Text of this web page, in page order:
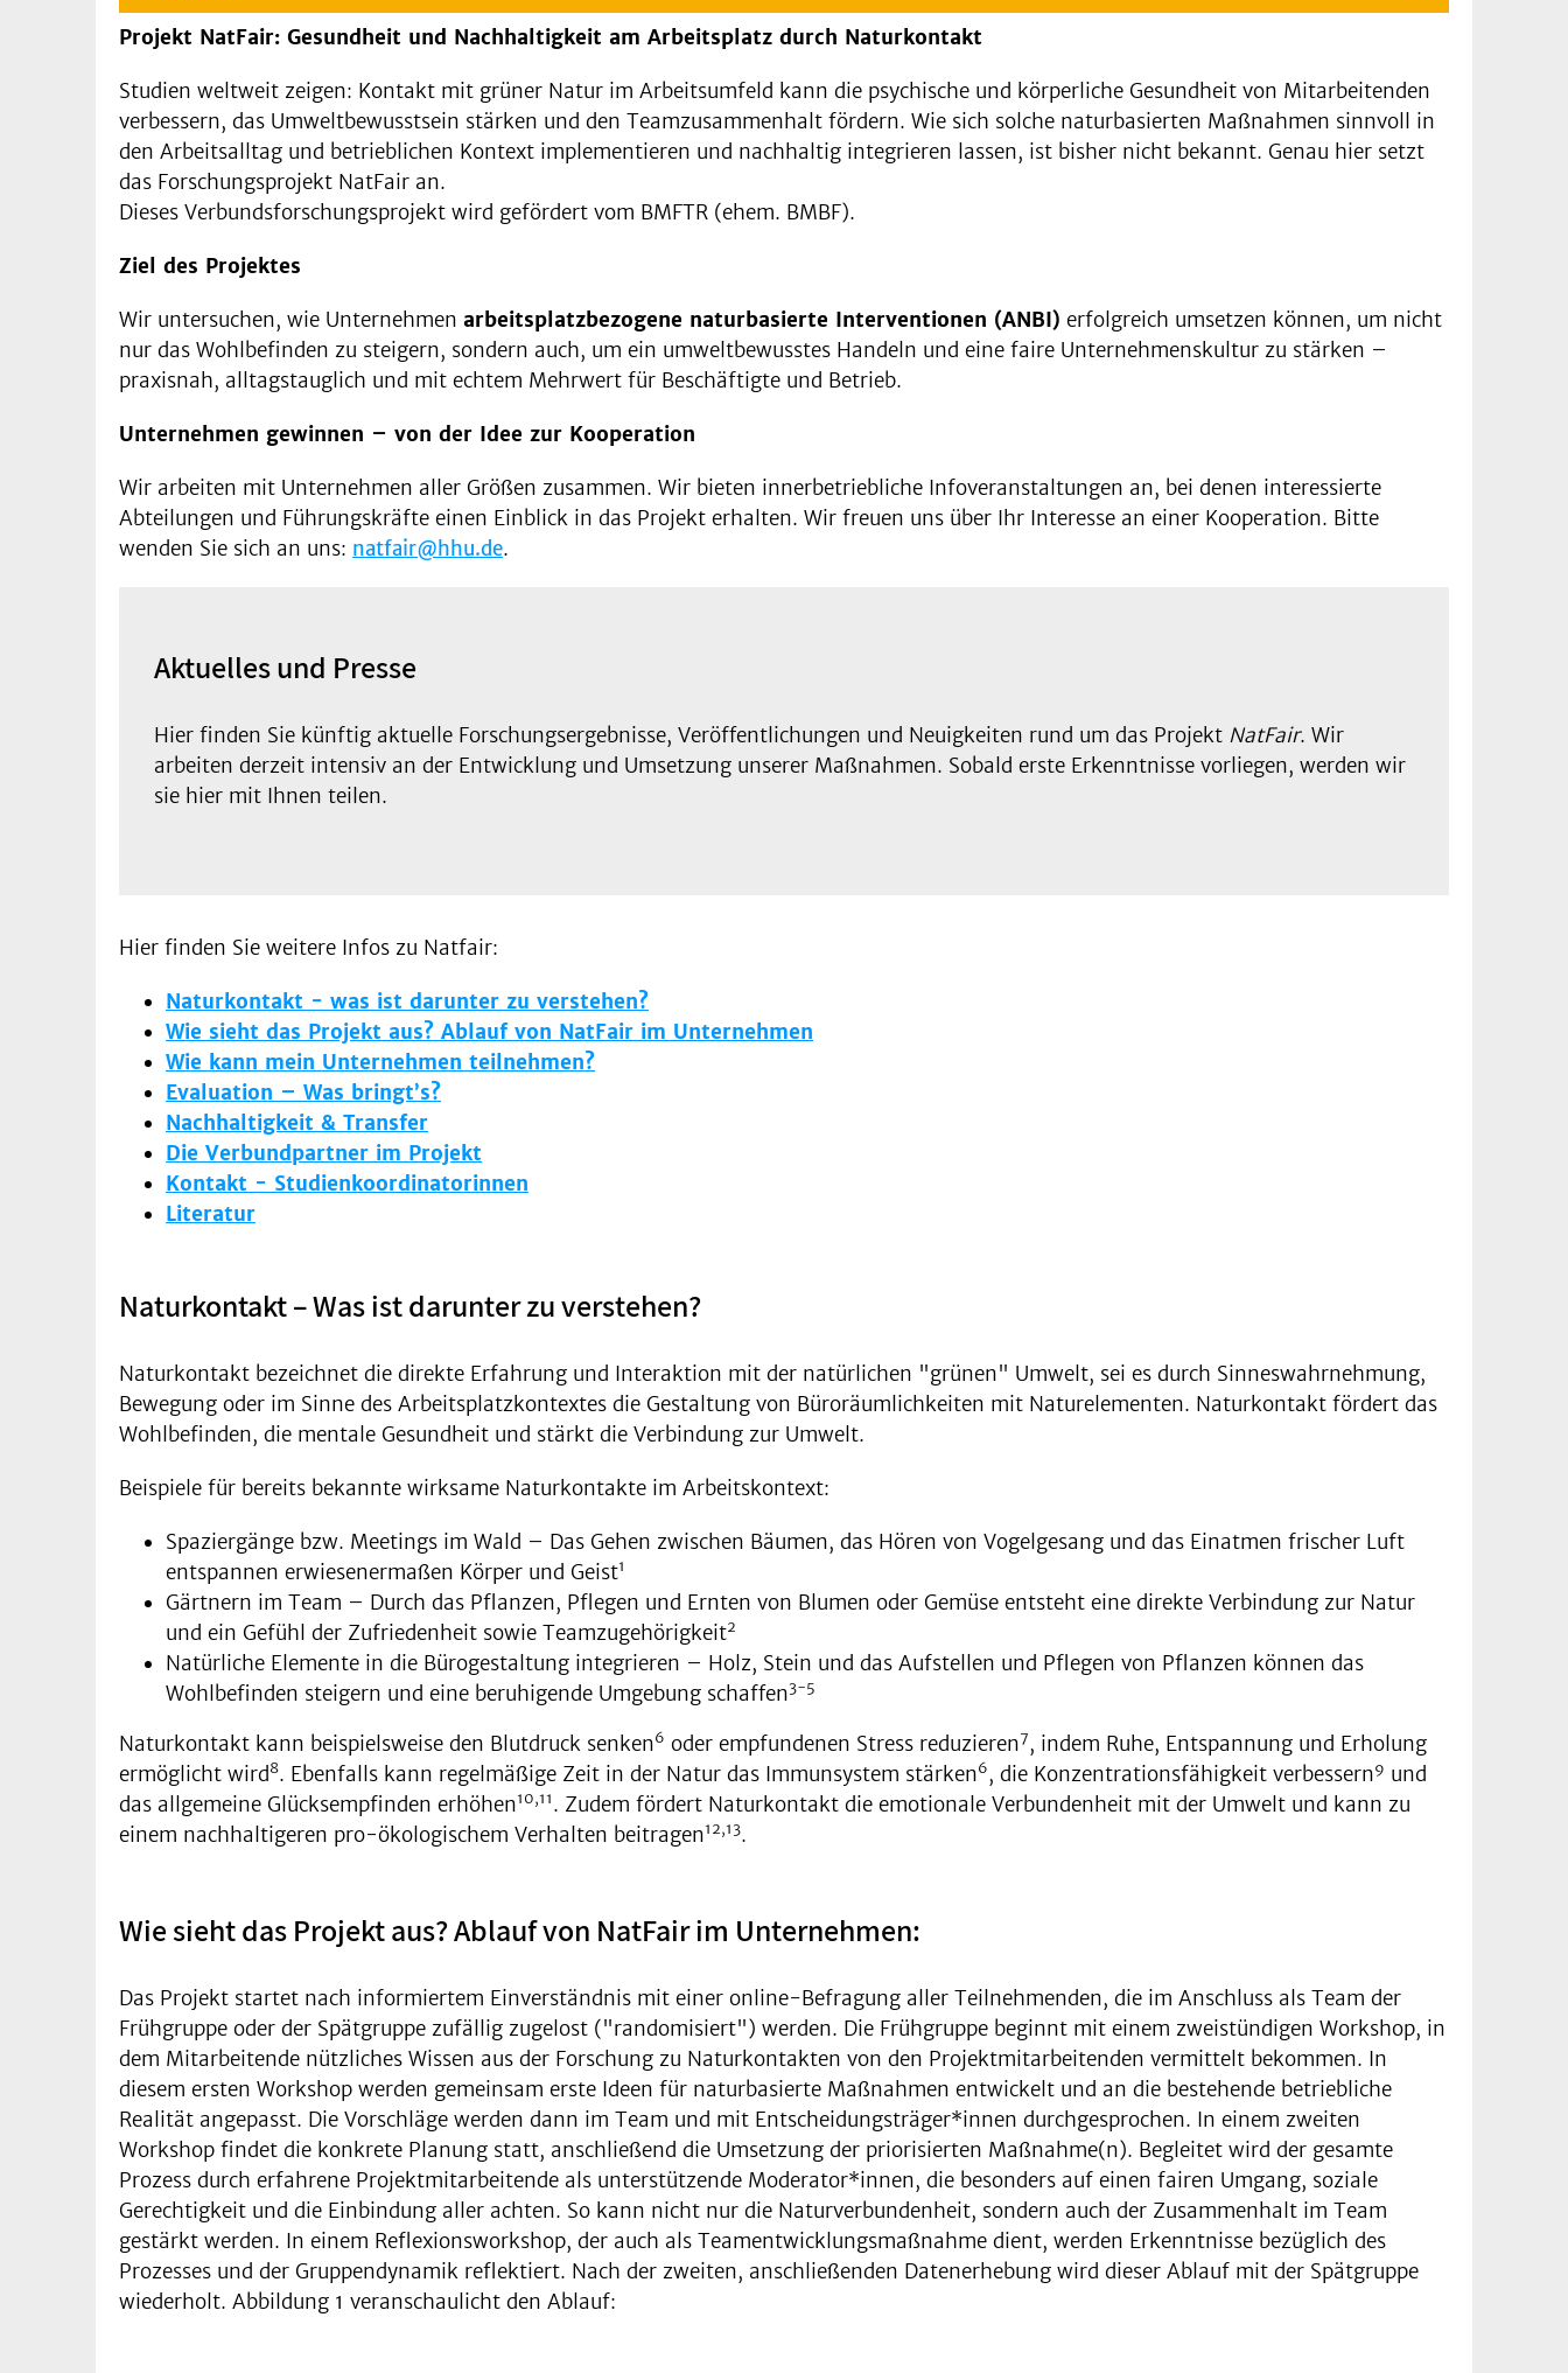
Projekt NatFair: Gesundheit und Nachhaltigkeit am Arbeitsplatz durch Naturkontakt
Studien weltweit zeigen: Kontakt mit grüner Natur im Arbeitsumfeld kann die psychische und körperliche Gesundheit von Mitarbeitenden
verbessern, das Umweltbewusstsein stärken und den Teamzusammenhalt fördern. Wie sich solche naturbasierten Maßnahmen sinnvoll in
den Arbeitsalltag und betrieblichen Kontext implementieren und nachhaltig integrieren lassen, ist bisher nicht bekannt. Genau hier setzt
das Forschungsprojekt NatFair an.
Dieses Verbundsforschungsprojekt wird gefördert vom BMFTR (ehem. BMBF).
Ziel des Projektes
Wir untersuchen, wie Unternehmen arbeitsplatzbezogene naturbasierte Interventionen (ANBI) erfolgreich umsetzen können, um nicht
nur das Wohlbefinden zu steigern, sondern auch, um ein umweltbewusstes Handeln und eine faire Unternehmenskultur zu stärken –
praxisnah, alltagstauglich und mit echtem Mehrwert für Beschäftigte und Betrieb.
Unternehmen gewinnen – von der Idee zur Kooperation
Wir arbeiten mit Unternehmen aller Größen zusammen. Wir bieten innerbetriebliche Infoveranstaltungen an, bei denen interessierte
Abteilungen und Führungskräfte einen Einblick in das Projekt erhalten. Wir freuen uns über Ihr Interesse an einer Kooperation. Bitte
wenden Sie sich an uns: natfair@hhu.de.
Aktuelles und Presse
Hier finden Sie künftig aktuelle Forschungsergebnisse, Veröffentlichungen und Neuigkeiten rund um das Projekt NatFair. Wir
arbeiten derzeit intensiv an der Entwicklung und Umsetzung unserer Maßnahmen. Sobald erste Erkenntnisse vorliegen, werden wir
sie hier mit Ihnen teilen.
Hier finden Sie weitere Infos zu Natfair:
Naturkontakt - was ist darunter zu verstehen?
Wie sieht das Projekt aus? Ablauf von NatFair im Unternehmen
Wie kann mein Unternehmen teilnehmen?
Evaluation – Was bringt’s?
Nachhaltigkeit & Transfer
Die Verbundpartner im Projekt
Kontakt - Studienkoordinatorinnen
Literatur
Naturkontakt – Was ist darunter zu verstehen?
Naturkontakt bezeichnet die direkte Erfahrung und Interaktion mit der natürlichen "grünen" Umwelt, sei es durch Sinneswahrnehmung,
Bewegung oder im Sinne des Arbeitsplatzkontextes die Gestaltung von Büroräumlichkeiten mit Naturelementen. Naturkontakt fördert das
Wohlbefinden, die mentale Gesundheit und stärkt die Verbindung zur Umwelt.
Beispiele für bereits bekannte wirksame Naturkontakte im Arbeitskontext:
Spaziergänge bzw. Meetings im Wald – Das Gehen zwischen Bäumen, das Hören von Vogelgesang und das Einatmen frischer Luft
entspannen erwiesenermaßen Körper und Geist1
Gärtnern im Team – Durch das Pflanzen, Pflegen und Ernten von Blumen oder Gemüse entsteht eine direkte Verbindung zur Natur
und ein Gefühl der Zufriedenheit sowie Teamzugehörigkeit2
Natürliche Elemente in die Bürogestaltung integrieren – Holz, Stein und das Aufstellen und Pflegen von Pflanzen können das
Wohlbefinden steigern und eine beruhigende Umgebung schaffen3-5
Naturkontakt kann beispielsweise den Blutdruck senken6 oder empfundenen Stress reduzieren7, indem Ruhe, Entspannung und Erholung
ermöglicht wird8. Ebenfalls kann regelmäßige Zeit in der Natur das Immunsystem stärken6, die Konzentrationsfähigkeit verbessern9 und
das allgemeine Glücksempfinden erhöhen10,11. Zudem fördert Naturkontakt die emotionale Verbundenheit mit der Umwelt und kann zu
einem nachhaltigeren pro-ökologischem Verhalten beitragen12,13.
Wie sieht das Projekt aus? Ablauf von NatFair im Unternehmen:
Das Projekt startet nach informiertem Einverständnis mit einer online-Befragung aller Teilnehmenden, die im Anschluss als Team der
Frühgruppe oder der Spätgruppe zufällig zugelost ("randomisiert") werden. Die Frühgruppe beginnt mit einem zweistündigen Workshop, in
dem Mitarbeitende nützliches Wissen aus der Forschung zu Naturkontakten von den Projektmitarbeitenden vermittelt bekommen. In
diesem ersten Workshop werden gemeinsam erste Ideen für naturbasierte Maßnahmen entwickelt und an die bestehende betriebliche
Realität angepasst. Die Vorschläge werden dann im Team und mit Entscheidungsträger*innen durchgesprochen. In einem zweiten
Workshop findet die konkrete Planung statt, anschließend die Umsetzung der priorisierten Maßnahme(n). Begleitet wird der gesamte
Prozess durch erfahrene Projektmitarbeitende als unterstützende Moderator*innen, die besonders auf einen fairen Umgang, soziale
Gerechtigkeit und die Einbindung aller achten. So kann nicht nur die Naturverbundenheit, sondern auch der Zusammenhalt im Team
gestärkt werden. In einem Reflexionsworkshop, der auch als Teamentwicklungsmaßnahme dient, werden Erkenntnisse bezüglich des
Prozesses und der Gruppendynamik reflektiert. Nach der zweiten, anschließenden Datenerhebung wird dieser Ablauf mit der Spätgruppe
wiederholt. Abbildung 1 veranschaulicht den Ablauf: